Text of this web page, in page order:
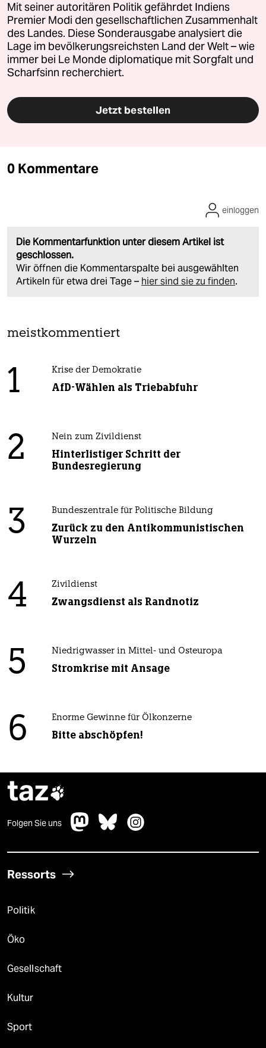
Mit seiner autoritären Politik gefährdet Indiens
Premier Modi den gesellschaftlichen Zusammenhalt
des Landes. Diese Sonderausgabe analysiert die
Lage im bevölkerungsreichsten Land der Welt – wie
immer bei Le Monde diplomatique mit Sorgfalt und
Scharfsinn recherchiert.
Jetzt bestellen
0 Kommentare
Die Kommentarfunktion unter diesem Artikel ist
geschlossen.
Wir öffnen die Kommentarspalte bei ausgewählten
Artikeln für etwa drei Tage – hier sind sie zu finden.
einloggen
meistkommentiert
1 Krise der Demokratie
AfD-Wählen als Triebabfuhr
2 Nein zum Zivildienst
Hinterlistiger Schritt der
Bundesregierung
3 Bundeszentrale für Politische Bildung
Zurück zu den Antikommunistischen
Wurzeln
4 Zivildienst
Zwangsdienst als Randnotiz
5 Niedrigwasser in Mittel- und Osteuropa
Stromkrise mit Ansage
6 Enorme Gewinne für Ölkonzerne
Bitte abschöpfen!
taz
Folgen Sie uns
Ressorts
Politik
Öko
Gesellschaft
Kultur
Sport